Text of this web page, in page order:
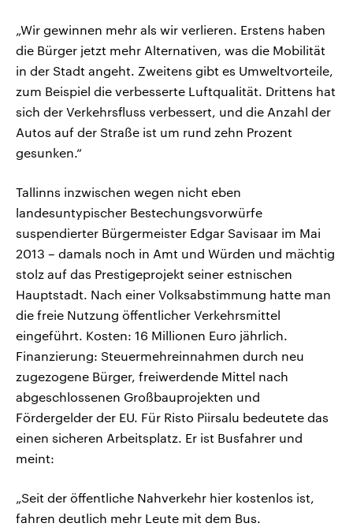
„Wir gewinnen mehr als wir verlieren. Erstens haben
die Bürger jetzt mehr Alternativen, was die Mobilität
in der Stadt angeht. Zweitens gibt es Umweltvorteile,
zum Beispiel die verbesserte Luftqualität. Drittens hat
sich der Verkehrsfluss verbessert, und die Anzahl der
Autos auf der Straße ist um rund zehn Prozent
gesunken.“
Tallinns inzwischen wegen nicht eben
landesuntypischer Bestechungsvorwürfe
suspendierter Bürgermeister Edgar Savisaar im Mai
2013 – damals noch in Amt und Würden und mächtig
stolz auf das Prestigeprojekt seiner estnischen
Hauptstadt. Nach einer Volksabstimmung hatte man
die freie Nutzung öffentlicher Verkehrsmittel
eingeführt. Kosten: 16 Millionen Euro jährlich.
Finanzierung: Steuermehreinnahmen durch neu
zugezogene Bürger, freiwerdende Mittel nach
abgeschlossenen Großbauprojekten und
Fördergelder der EU. Für Risto Piirsalu bedeutete das
einen sicheren Arbeitsplatz. Er ist Busfahrer und
meint:
„Seit der öffentliche Nahverkehr hier kostenlos ist,
fahren deutlich mehr Leute mit dem Bus.